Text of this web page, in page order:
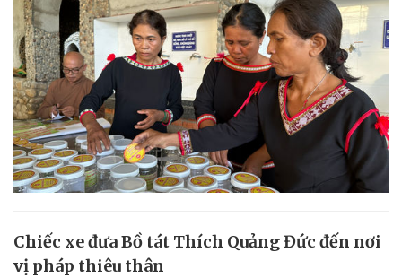
Chiếc xe đưa Bồ tát Thích Quảng Đức đến nơi
vị pháp thiêu thân